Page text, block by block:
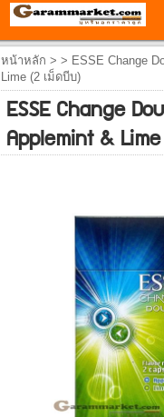
หน้าหลัก > > ESSE Change
Lime (2 เม็ดบีบ)
ESSE Change
Applemint &